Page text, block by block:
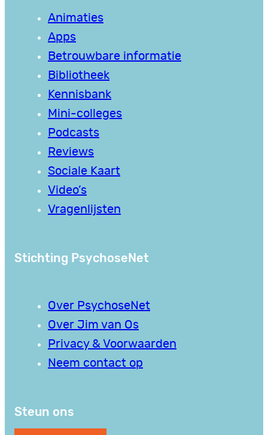
Animaties
Apps
Betrouwbare informatie
Bibliotheek
Kennisbank
Mini-colleges
Podcasts
Reviews
Sociale Kaart
Video’s
Vragenlijsten
Stichting PsychoseNet
Over PsychoseNet
Over Jim van Os
Privacy & Voorwaarden
Neem contact op
Steun ons